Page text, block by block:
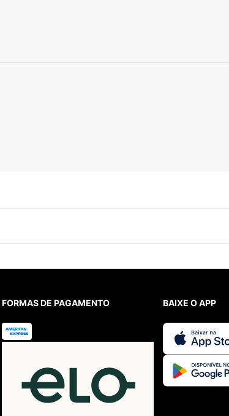
FORMAS DE PAGAMENTO BAIXE O APP